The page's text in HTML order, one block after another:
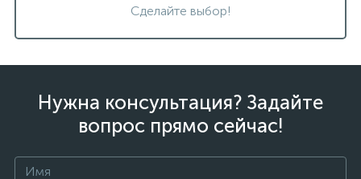
Сделайте выбор!
Нужна консультация? Задайте
вопрос прямо сейчас!